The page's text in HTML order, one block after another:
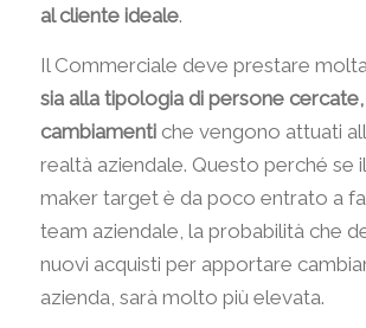
al cliente ideale.
Il Commerciale deve prestare
sia alla tipologia di persone cercate,
cambiamentiche vengono attuati
realtà aziendale. Questo perché se
maker target è da poco entrato a
team aziendale, la probabilità che
nuovi acquisti per apportare
azienda, sarà molto più elevata.